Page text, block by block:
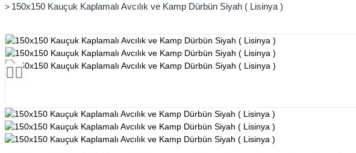
150x150 Kauçuk Kaplamalı Avcılık ve Kamp Dürbün Siyah ( Lisinya )